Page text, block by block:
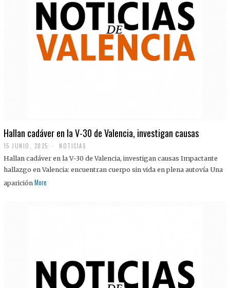
Hallan cadáver en la V-30 de Valencia, investigan causas
15 JUNIO, 2025 NOTICIAS
Hallan cadáver en la V-30 de Valencia, investigan causas Impactante
hallazgo en Valencia: encuentran cuerpo sin vida en plena autovía Una
aparición More